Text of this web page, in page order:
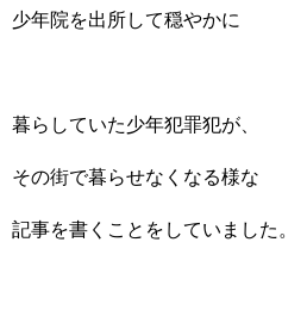
少年院を出所して穏やかに
暮らしていた少年犯罪犯が、
その街で暮らせなくなる様な
記事を書くことをしていました。